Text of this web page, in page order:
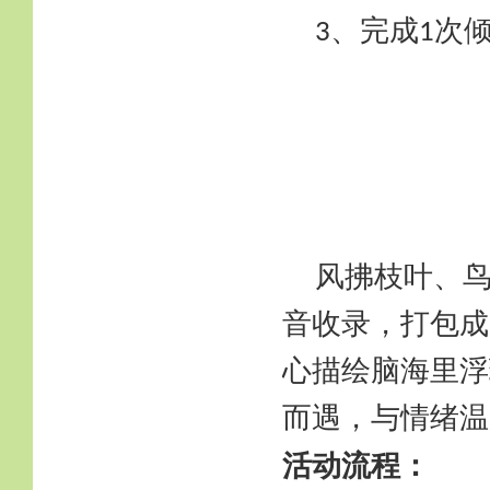
3、完成1次
风拂枝叶、
音收录，打包
心描绘脑海里
而遇，与情绪
活动流程：